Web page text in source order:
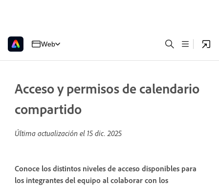
Web
Acceso y permisos de calendario
compartido
Última actualización el 15 dic. 2025
Conoce los distintos niveles de acceso disponibles para
los integrantes del equipo al colaborar con los